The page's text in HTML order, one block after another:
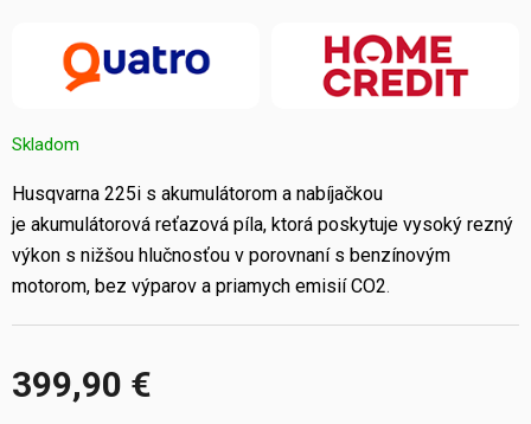
399,90 €
Skladom
Husqvarna 225i s akumulátorom a nabíjačkou
je akumulátorová reťazová píla, ktorá poskytuje vysoký rezný
výkon s nižšou hlučnosťou v porovnaní s benzínovým
motorom, bez výparov a priamych emisií CO2.